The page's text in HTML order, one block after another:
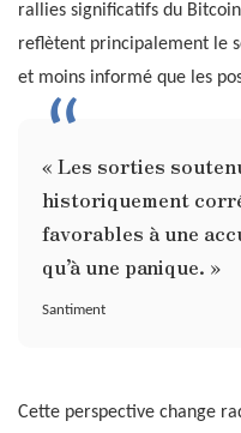
rallies significatifs du
reflètent principalement le
et moins informé que les
« Les sorties
historiquement
favorables à une
qu’à une panique. »
Santiment
Cette perspective change